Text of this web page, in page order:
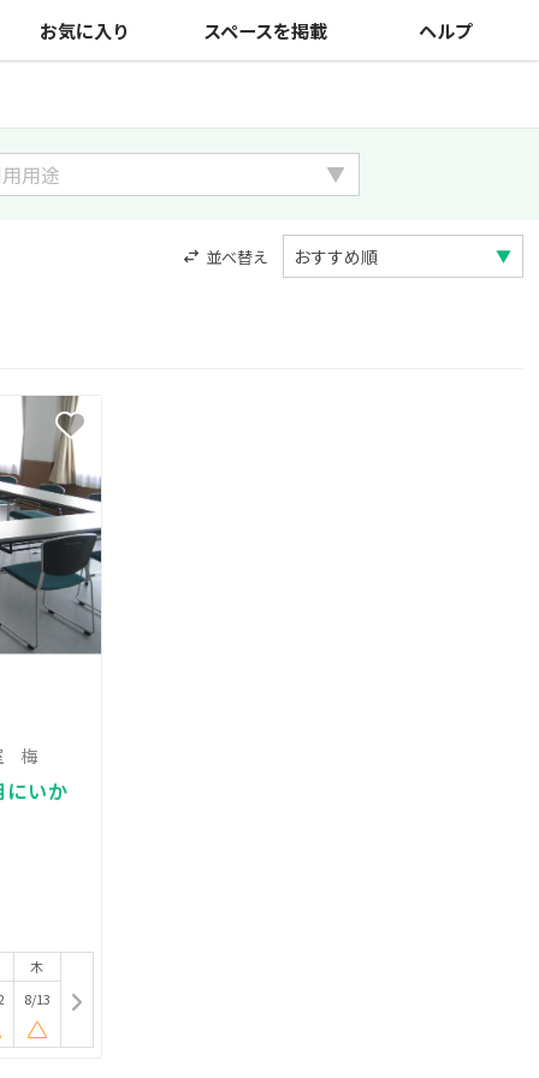
お気に入り スペースを掲載 ヘルプ
並べ替え
梅
いか
木
8/13